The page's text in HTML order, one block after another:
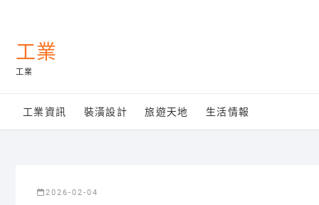
content工業
工業
工業資訊 裝潢設計 旅遊天地 生活情報
2026-02-04